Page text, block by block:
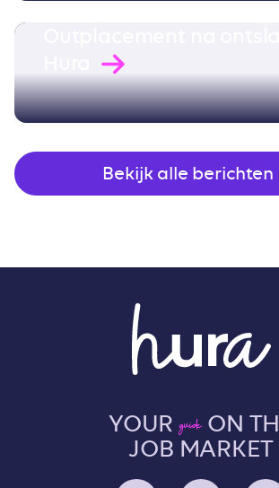
Bekijk alle berichten
YOURguide ON
JOB MARKET